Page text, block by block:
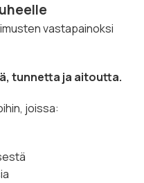
vastapainoksi
tunnetta ja aitoutta.
joissa: